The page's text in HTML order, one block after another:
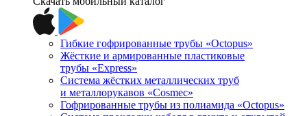
Гибкие гофрированные трубы «Octopus»
Жёсткие и армированные пластиковые
трубы «Express»
Система жёстких металлических труб
и металлорукавов «Cosmec»
Гофрированные трубы из полиамида «Octopus»